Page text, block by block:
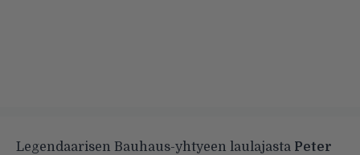
Legendaarisen Bauhaus-yhtyeen laulajasta Peter